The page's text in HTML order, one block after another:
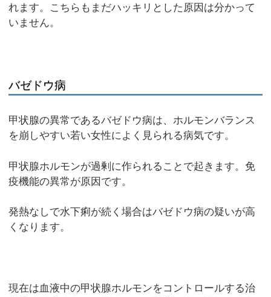
れます。こちらもまだハッキリとした原因は分かって
いません。
バゼドウ病
甲状腺の異常であるバゼドウ病は、ホルモンバランス
を崩しやすい若い女性によく見られる病気です。
甲状腺ホルモンが過剰に作られることで起きます。免
疫機能の異常が原因です。
発熱なしで水下痢が続く場合はバゼドウ病の疑いが高
くなります。
現在は血液中の甲状腺ホルモンをコントロールする治